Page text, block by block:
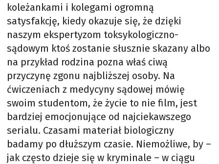
koleżankami i kolegami ogromną
satysfakcję, kiedy okazuje się, że dzięki
naszym ekspertyzom toksykologiczno-
sądowym ktoś zostanie słusznie skazany albo
na przykład rodzina pozna właś ciwą
przyczynę zgonu najbliższej osoby. Na
ćwiczeniach z medycyny sądowej mówię
swoim studentom, że życie to nie film, jest
bardziej emocjonujące od najciekawszego
serialu. Czasami materiał biologiczny
badamy po dłuższym czasie. Niemożliwe, by –
jak często dzieje się w kryminale – w ciągu